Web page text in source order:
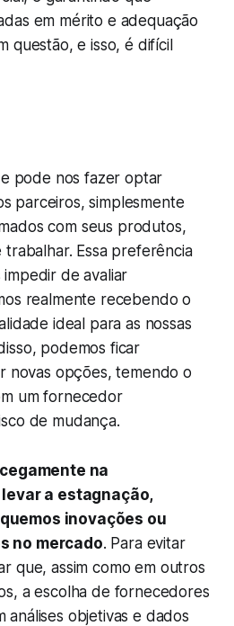
em mérito e adequação
questão, e isso, é difícil
pode nos fazer optar
parceiros, simplesmente
com seus produtos,
Essa preferência
de avaliar
realmente recebendo o
ideal para as nossas
podemos ficar
novas opções, temendo o
um fornecedor
de mudança.
na
a estagnação,
inovações ou
no mercado. Para evitar
que, assim como em outros
a escolha de fornecedores
análises objetivas e dados